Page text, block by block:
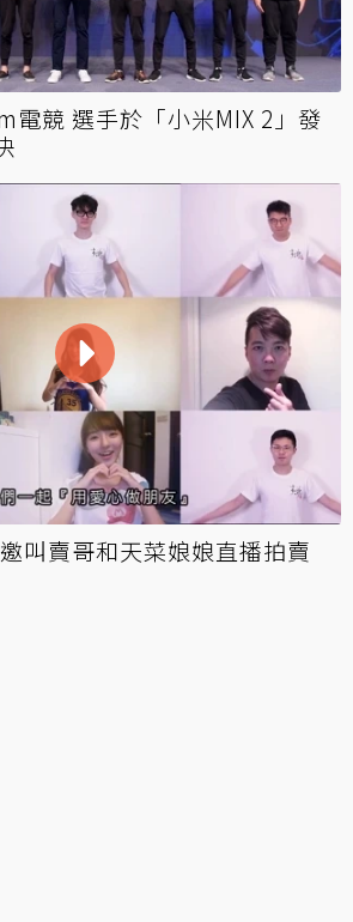
電競 選手於「小米MIX 2」發
叫賣哥和天菜娘娘直播拍賣